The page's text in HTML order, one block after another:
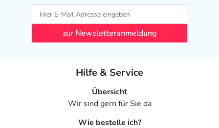
zur Newsletteranmeldung
Hilfe & Service
Übersicht
Wir sind gern für Sie da
Wie bestelle ich?